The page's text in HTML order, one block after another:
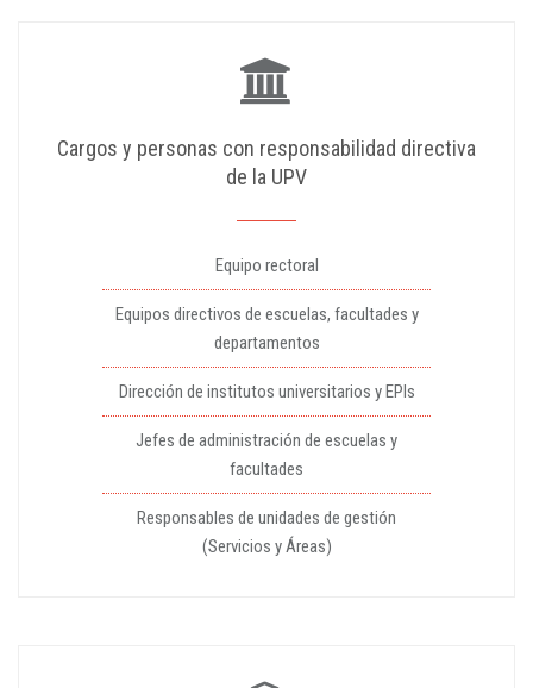
Cargos y personas con responsabilidad directiva
de la UPV
Equipo rectoral
Equipos directivos de escuelas, facultades y
departamentos
Dirección de institutos universitarios y EPIs
Jefes de administración de escuelas y
facultades
Responsables de unidades de gestión
(Servicios y Áreas)